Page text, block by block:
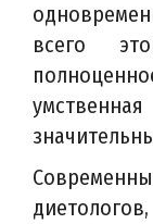
всего